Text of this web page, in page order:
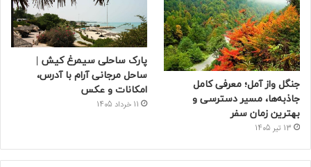
جنگل واز آمل؛ معرفی کامل
جاذبه‌ها، مسیر دسترسی و
بهترین زمان سفر
13 تیر 1405
پارک ساحلی سیمرغ کیش |
ساحل مرجانی آرام با آدرس،
امکانات و عکس
11 خرداد 1405